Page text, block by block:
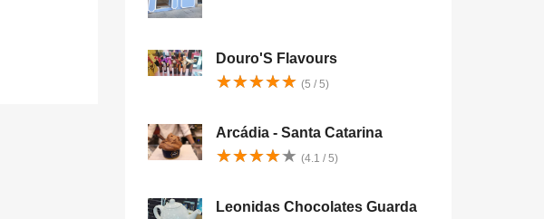
Douro'S Flavours
★★★★★
★★★★★ (5 / 5)
Arcádia - Santa Catarina
★★★★★
★★★★★ (4.1 / 5)
Leonidas Chocolates Guarda